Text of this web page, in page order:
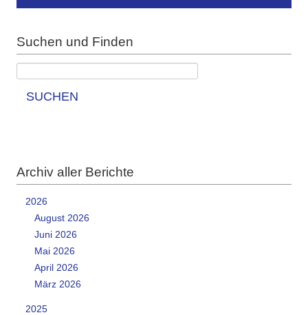
Suchen und Finden
SUCHEN
Archiv aller Berichte
2026
August 2026
Juni 2026
Mai 2026
April 2026
März 2026
2025